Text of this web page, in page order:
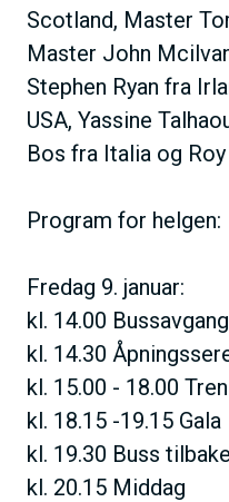
Scotland, Master
Master John
Stephen Ryan fra
USA, Yassine
Bos fra Italia og
Program for helgen:
Fredag 9. januar:
kl. 14.00
kl. 14.30
kl. 15.00 - 18.00
kl. 18.15 -19.15 Gala
kl. 19.30 Buss
kl. 20.15 Middag